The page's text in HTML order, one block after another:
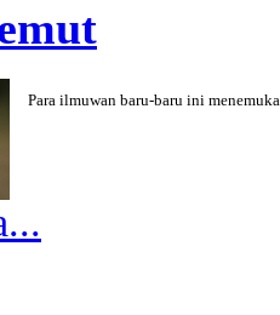
Para ilmuwan baru-baru ini